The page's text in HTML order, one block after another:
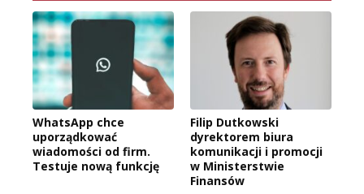
WhatsApp chce
uporządkować
wiadomości od firm.
Testuje nową funkcję
Filip Dutkowski
dyrektorem biura
komunikacji i promocji
w Ministerstwie
Finansów